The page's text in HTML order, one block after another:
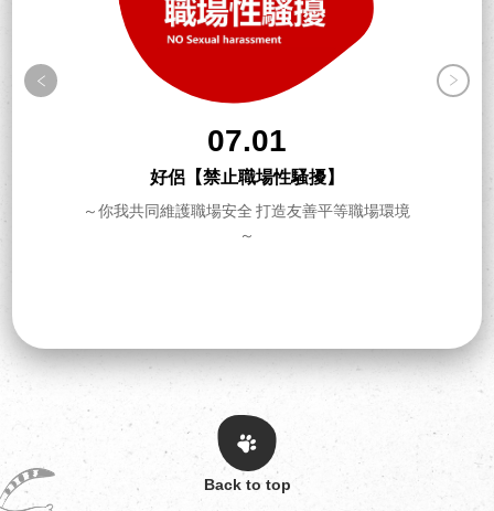
Back to top
07.01
好侶【禁止職場性騷擾】
～你我共同維護職場安全 打造友善平等職場環境
～